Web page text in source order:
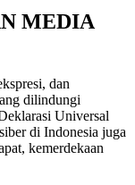
MEDIA
dan
dilindungi
Universal
di Indonesia juga
kemerdekaan